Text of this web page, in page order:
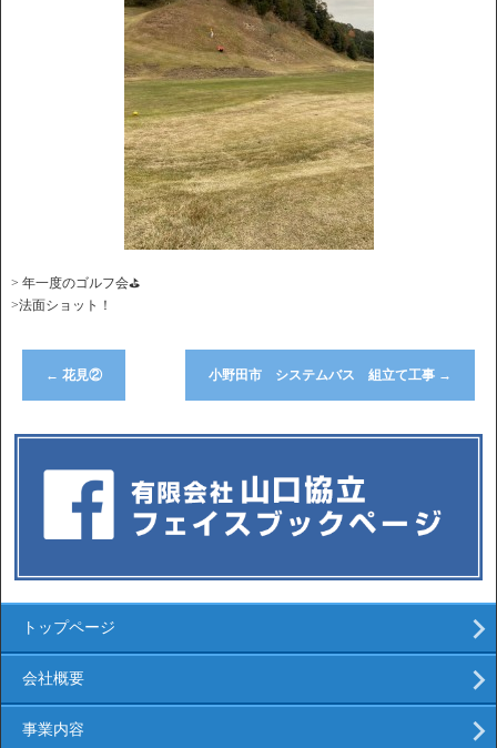
> 年一度のゴルフ会⛳️
>法面ショット！
← 花見② 小野田市 システムバス 組立て工事 →
トップページ
会社概要
事業内容